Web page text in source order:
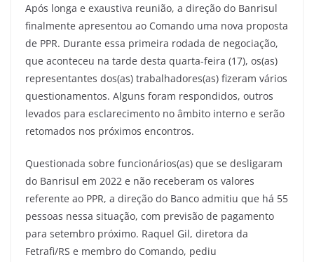
Após longa e exaustiva reunião, a direção do Banrisul
finalmente apresentou ao Comando uma nova proposta
de PPR. Durante essa primeira rodada de negociação,
que aconteceu na tarde desta quarta-feira (17), os(as)
representantes dos(as) trabalhadores(as) fizeram vários
questionamentos. Alguns foram respondidos, outros
levados para esclarecimento no âmbito interno e serão
retomados nos próximos encontros.
Questionada sobre funcionários(as) que se desligaram
do Banrisul em 2022 e não receberam os valores
referente ao PPR, a direção do Banco admitiu que há 55
pessoas nessa situação, com previsão de pagamento
para setembro próximo. Raquel Gil, diretora da
Fetrafi/RS e membro do Comando, pediu